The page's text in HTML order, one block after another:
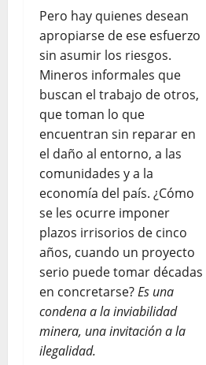
Pero hay quienes desean
apropiarse de ese esfuerzo
sin asumir los riesgos.
Mineros informales que
buscan el trabajo de otros,
que toman lo que
encuentran sin reparar en
el daño al entorno, a las
comunidades y a la
economía del país. ¿Cómo
se les ocurre imponer
plazos irrisorios de cinco
años, cuando un proyecto
serio puede tomar décadas
en concretarse?Es una
condena a la inviabilidad
minera, una invitación a la
ilegalidad.